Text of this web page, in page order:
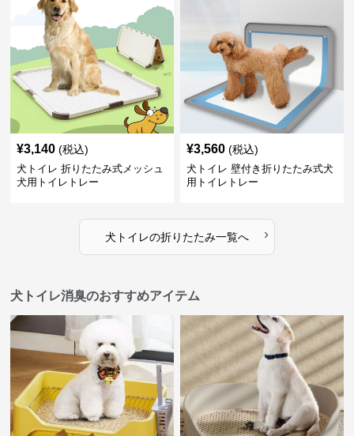
¥3,140 (税込)
犬トイレ 折りたたみ式メッシュ
犬用トイレトレー
¥3,560 (税込)
犬トイレ 壁付き折りたたみ式犬
用トイレトレー
犬トイレの折りたたみ一覧へ ›
犬トイレ消臭のおすすめアイテム